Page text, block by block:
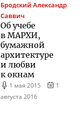
Бродский Александр
Саввич
Об учебе
в МАРХИ,
бумажной
архитектуре
и любви
к окнам
1 мая 2015
1
августа 2016